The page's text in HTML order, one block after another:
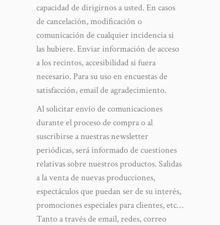
capacidad de dirigirnos a usted. En casos
de cancelación, modificación o
comunicación de cualquier incidencia si
las hubiere. Enviar información de acceso
a los recintos, accesibilidad si fuera
necesario. Para su uso en encuestas de
satisfacción, email de agradecimiento.
Al solicitar envío de comunicaciones
durante el proceso de compra o al
suscribirse a nuestras newsletter
periódicas, será informado de cuestiones
relativas sobre nuestros productos. Salidas
a la venta de nuevas producciones,
espectáculos que puedan ser de su interés,
promociones especiales para clientes, etc…
Tanto a través de email, redes, correo